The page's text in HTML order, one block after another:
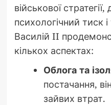
військової
психологічний тиск
Василій II
кількох аспектах:
Облога та
постачання,
зайвих втрат.